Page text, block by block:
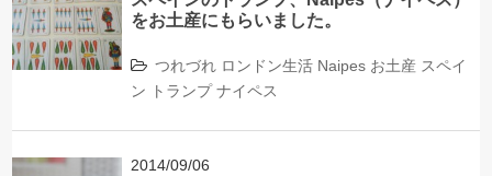
をお土産にもらいました。
つれづれ ロンドン生活 Naipes お土産 スペイ
ン
トランプ ナイペス
2014/09/06